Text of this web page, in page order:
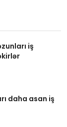
iş
daha asan iş